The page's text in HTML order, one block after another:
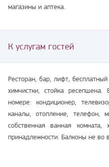
магазины и аптека.
К услугам гостей
Ресторан, бар, лифт,
химчистки, стойка
номере: кондиционер,
каналы, отопление, телефон,
собственная ванная
принадлежности. Балконы не во